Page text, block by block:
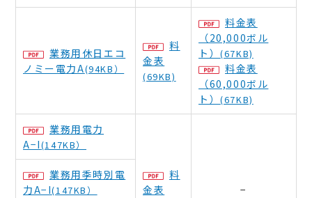
業務用休日エコ
ノミー電力A(94KB）
料
金表
(69KB)
料金表
（20,000ボル
ト）(67KB)
料金表
（60,000ボル
ト）(67KB)
業務用電力
A−I(147KB）
料
金表
−
業務用季時別電
力A−I(147KB）